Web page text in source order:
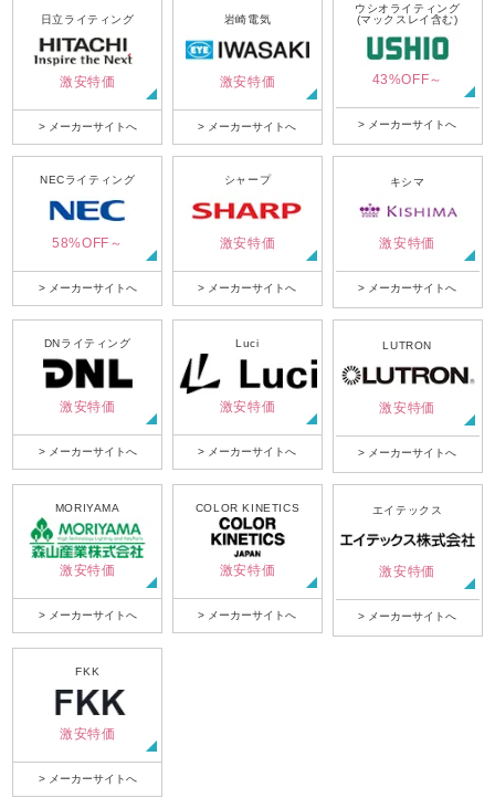
日立ライティング
激安特価
> メーカーサイトへ
岩崎電気
激安特価
> メーカーサイトへ
ウシオライティング
(マックスレイ含む)
43%OFF～
> メーカーサイトへ
NECライティング
58%OFF～
> メーカーサイトへ
シャープ
激安特価
> メーカーサイトへ
キシマ
激安特価
> メーカーサイトへ
DNライティング
激安特価
> メーカーサイトへ
Luci
激安特価
> メーカーサイトへ
LUTRON
激安特価
> メーカーサイトへ
MORIYAMA
激安特価
> メーカーサイトへ
COLOR KINETICS
激安特価
> メーカーサイトへ
エイテックス
激安特価
> メーカーサイトへ
FKK
激安特価
> メーカーサイトへ